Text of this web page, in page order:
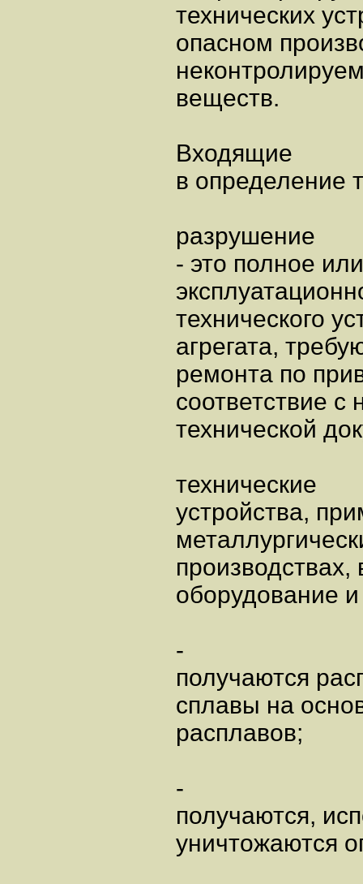
технических
опасном
веществ.
Входящие
в определение
разрушение
- это полное
технического
агрегата,
ремонта по
соответствие с
технической
технические
устройства,
производствах,
оборудование
-
получаются
сплавы на
расплавов;
-
получаются,
уничтожаются